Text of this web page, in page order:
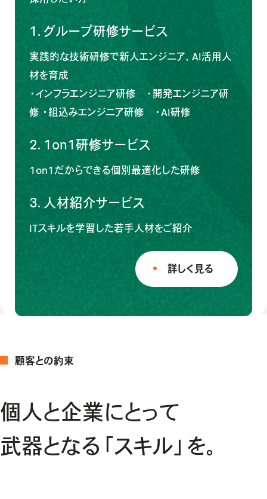
詳しく見る
1. グループ研修サービス
実践的な技術研修で新人エンジニア、AI活用人
材を育成
・インフラエンジニア研修 ・ 開発エンジニア研
修 ・組込みエンジニア研修 ・AI研修
2. 1on1研修サービス
1on1だからできる個別最適化した研修
3. 人材紹介サービス
ITスキルを学習した若手人材をご紹介
顧客との約束
個人と企業にとって
武器となる「スキル」を。